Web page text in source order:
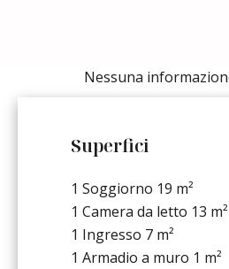
Nessuna
Superfici
1 Soggiorno 19 m²
1 Camera da letto 13 m²
1 Ingresso 7 m²
1 Armadio a muro 1 m²